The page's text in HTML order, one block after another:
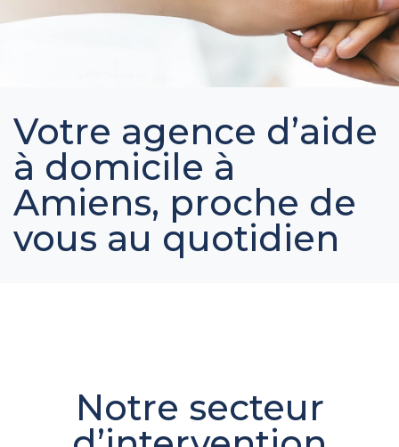
Votre agence d’aide
à domicile à
Amiens, proche de
vous au quotidien
Notre secteur